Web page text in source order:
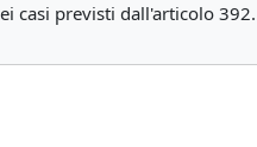
casi previsti dall'articolo 392.